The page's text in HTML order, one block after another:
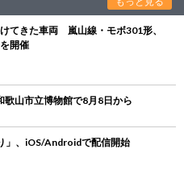
てきた車両 嵐山線・モボ301形、
開催
山市立博物館で8月8日から
」、iOS/Androidで配信開始